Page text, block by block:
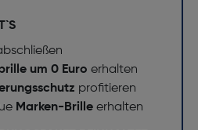
um 0 Euro erhalten
profitieren
Marken-Brille erhalten